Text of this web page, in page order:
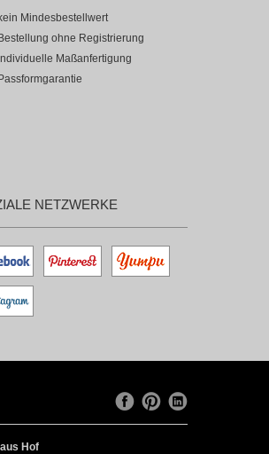
kein Mindesbestellwert
Bestellung ohne Registrierung
Maßanfertigung
Passformgarantie
NETZWERKE
Hof